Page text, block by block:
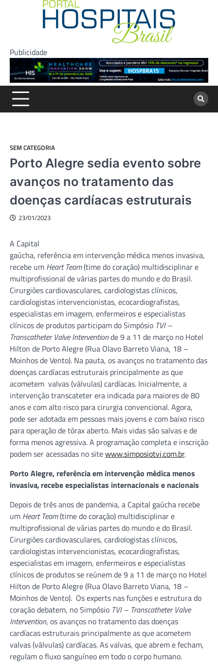
Publicidade
SEM CATEGORIA
Porto Alegre sedia evento sobre
avanços no tratamento das
doenças cardíacas estruturais
23/01/2023
A Capital
gaúcha, referência em intervenção médica menos invasiva,
recebe um Heart Team(time do coração) multidisciplinar e
multiprofissional de várias partes do mundo e do Brasil.
Cirurgiões cardiovasculares, cardiologistas clínicos,
cardiologistas intervencionistas, ecocardiografistas,
especialistas em imagem, enfermeiros e especialistas
clínicos de produtos participam do Simpósio TVI –
Transcatheter Valve Interventionde 9 a 11 de março no Hotel
Hilton de Porto Alegre (Rua Olavo Barreto Viana, 18 –
Moinhos de Vento). Na pauta, os avanços no tratamento das
doenças cardíacas estruturais principalmente as que
acometem valvas (válvulas) cardíacas. Inicialmente, a
intervenção transcateter era indicada para maiores de 80
anos e com alto risco para cirurgia convencional. Agora,
pode ser adotada em pessoas mais jovens e com baixo risco
para operação de tórax aberto. Mais vidas são salvas e de
forma menos agressiva. A programação completa e inscrição
podem ser acessadas no sitewww.simposiotvi.com.br.
Porto Alegre, referência em intervenção médica menos
invasiva, recebe especialistas internacionais e nacionais
Depois de três anos de pandemia, a Capital gaúcha recebe
um Heart Team(time do coração) multidisciplinar e
multiprofissional de várias partes do mundo e do Brasil.
Cirurgiões cardiovasculares, cardiologistas clínicos,
cardiologistas intervencionistas, ecocardiografistas,
especialistas em imagem, enfermeiros e especialistas
clínicos de produtos se reúnem de 9 a 11 de março no Hotel
Hilton de Porto Alegre (Rua Olavo Barreto Viana, 18 –
Moinhos de Vento). Os experts nas funções e estrutura do
coração debatem, no Simpósio TVI – Transcatheter Valve
Intervention, os avanços no tratamento das doenças
cardíacas estruturais principalmente as que acometem
valvas (válvulas) cardíacas. As valvas, que abrem e fecham,
regulam o fluxo sanguíneo em todo o corpo humano.